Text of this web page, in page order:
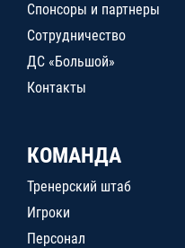
Спонсоры и партнеры
Сотрудничество
ДС «Большой»
Контакты
КОМАНДА
Тренерский штаб
Игроки
Персонал